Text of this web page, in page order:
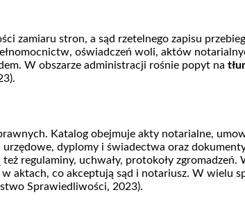
zamiaru stron, a sąd rzetelnego zapisu
oświadczeń woli, aktów
W obszarze administracji rośnie popyt na
Katalog obejmuje akty notarialne,
dyplomy i świadectwa oraz
regulaminy, uchwały, protokoły zgromadzeń.
aktach, co akceptują sąd i notariusz. W wielu
Sprawiedliwości, 2023).